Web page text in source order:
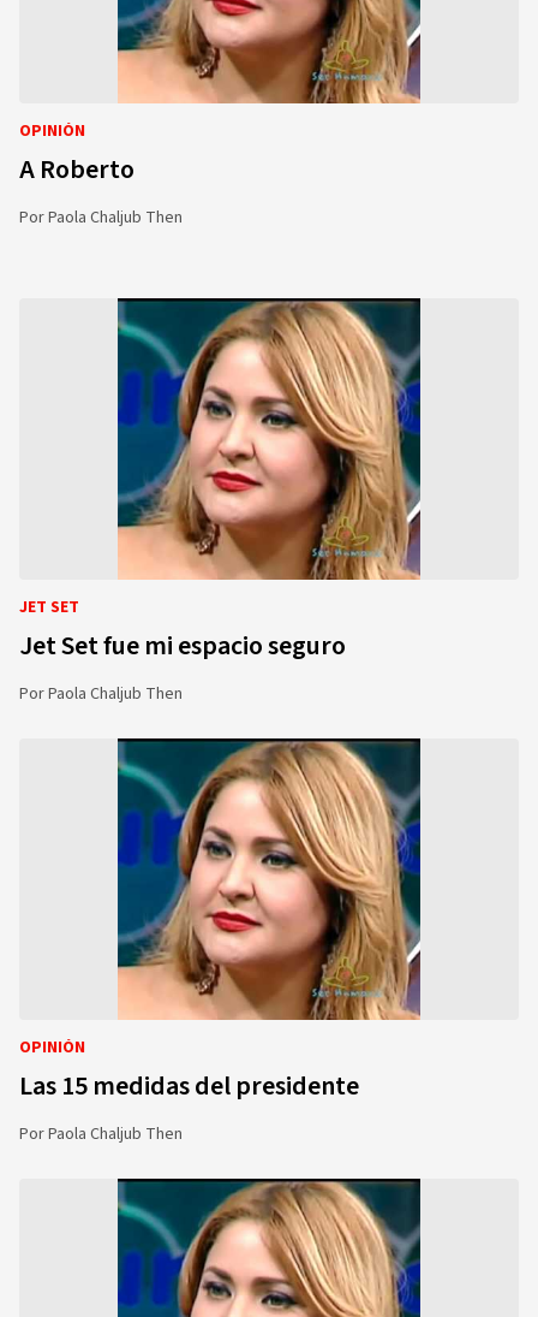
OPINIÓN
A Roberto
PorPaola Chaljub Then
JET SET
Jet Set fue mi espacio seguro
PorPaola Chaljub Then
OPINIÓN
Las 15 medidas del presidente
PorPaola Chaljub Then